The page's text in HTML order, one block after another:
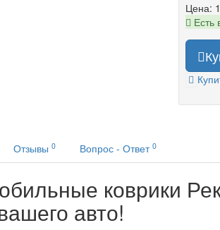
Цена:
Есть
Отзывы 0 Вопрос - Ответ 0
коврики
авто!